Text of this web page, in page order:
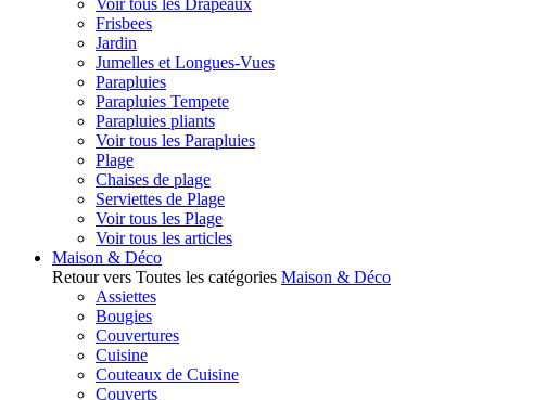
Voir tous les Drapeaux
Frisbees
Jardin
Jumelles et Longues-Vues
Parapluies
Parapluies Tempete
Parapluies pliants
Voir tous les Parapluies
Plage
Chaises de plage
Serviettes de Plage
Voir tous les Plage
Voir tous les articles
Maison & Déco
Retour vers Toutes les catégories Maison & Déco
Assiettes
Bougies
Couvertures
Cuisine
Couteaux de Cuisine
Couverts